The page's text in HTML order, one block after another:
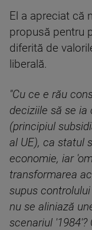
El a apreciat că
propusă pentru
diferită de
liberală.
"Cu ce e rău
deciziile să se
(principiul
al UE), ca statul
economie, iar
transformarea
supus
nu se aliniază
scenariul